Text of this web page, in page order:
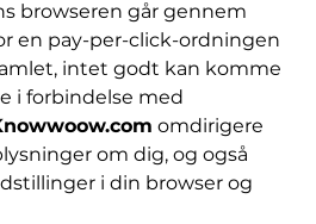
browseren går gennem
en pay-per-click-ordningen
intet godt kan komme
i forbindelse med
omdirigere
om dig, og også
i din browser og